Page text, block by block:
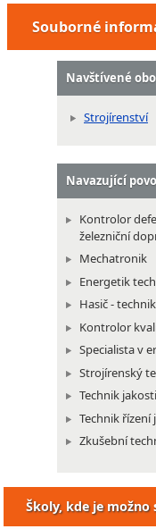
Souborné
Navštívené
Strojírenství
Navazující
Kontrolor
železniční
Mechatronik
Energetik
Hasič - technik
Kontrolor
Specialista v
Strojírenský
Technik
Technik
Zkušební
Zkušební
Zkušební
Zkušební
Školy, kde je